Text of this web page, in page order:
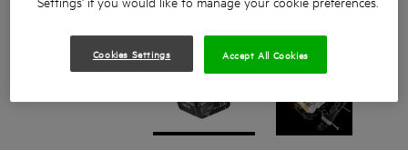
Cookies Settings Accept All Cookies